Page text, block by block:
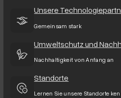
Unsere
Gemeinsam stark
Umweltschutz und
Nachhaltigkeit von Anfang an
Standorte
Lernen Sie unsere Standorte